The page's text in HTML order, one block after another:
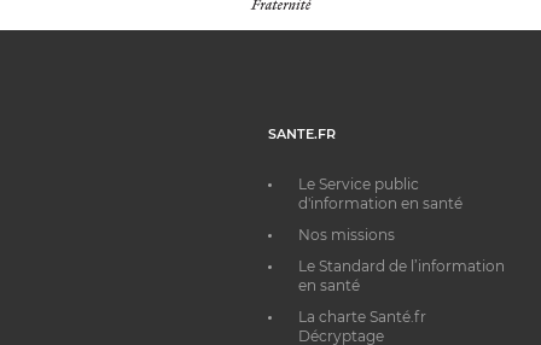
SANTE.FR
Le Service public
d'information en santé
Nos missions
Le Standard de l’information
en santé
La charte Santé.fr
Décryptage